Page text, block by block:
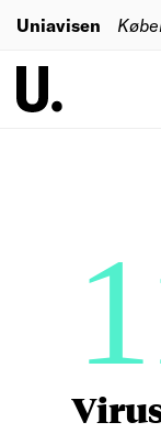
Uniavisen